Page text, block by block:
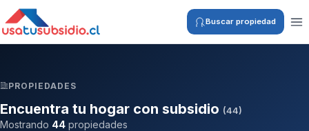
Buscar propiedad
PROPIEDADES
Encuentra tu hogar con subsidio (44)
Mostrando 44 propiedades